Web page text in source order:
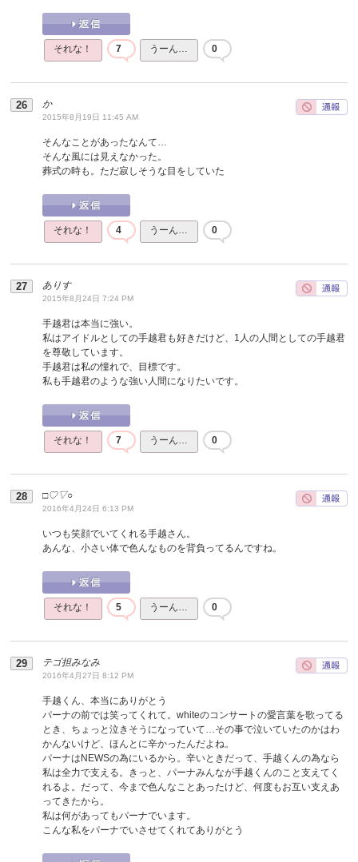
それな！ 7 うーん… 0
か
2015年8月19日 11:45 AM
そんなことがあったなんて…
そんな風には見えなかった。
葬式の時も。ただ寂しそうな目をしていた
それな！ 4 うーん… 0
ありす
2015年8月24日 7:24 PM
手越君は本当に強い。
私はアイドルとしての手越君も好きだけど、1人の人間としての手越君
を尊敬しています。
手越君は私の憧れで、目標です。
私も手越君のような強い人間になりたいです。
それな！ 7 うーん… 0
□♡▽○
2016年4月24日 6:13 PM
いつも笑顔でいてくれる手越さん。
あんな、小さい体で色んなものを背負ってるんですね。
それな！ 5 うーん… 0
テゴ担みなみ
2016年4月27日 8:12 PM
手越くん、本当にありがとう
パーナの前では笑ってくれて。whiteのコンサートの愛言葉を歌ってる
とき、ちょっと泣きそうになっていて…その事で泣いていたのかはわ
かんないけど、ほんとに辛かったんだよね。
パーナはNEWSの為にいるから。辛いときだって、手越くんの為なら
私は全力で支える。きっと、パーナみんなが手越くんのこと支えてく
れるよ。だって、今まで色んなことあったけど、何度もお互い支えあ
ってきたから。
私は何があってもパーナでいます。
こんな私をパーナでいさせてくれてありがとう